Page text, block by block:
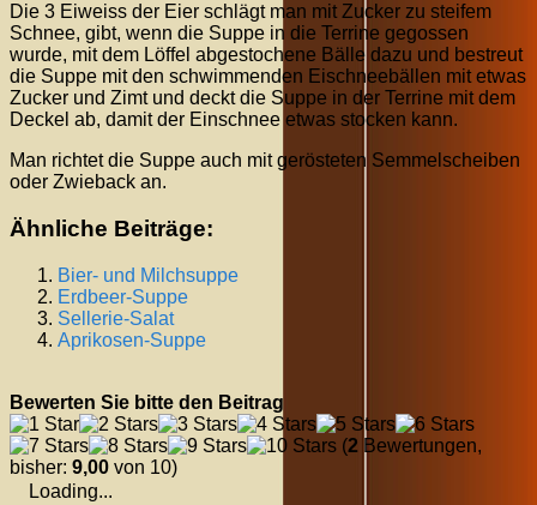
Die 3 Eiweiss der Eier schlägt man mit Zucker zu steifem
Schnee, gibt, wenn die Suppe in die Terrine gegossen
wurde, mit dem Löffel abgestochene Bälle dazu und bestreut
die Suppe mit den schwimmenden Eischneebällen mit etwas
Zucker und Zimt und deckt die Suppe in der Terrine mit dem
Deckel ab, damit der Einschnee etwas stocken kann.
Man richtet die Suppe auch mit gerösteten Semmelscheiben
oder Zwieback an.
Ähnliche Beiträge:
Bier- und Milchsuppe
Erdbeer-Suppe
Sellerie-Salat
Aprikosen-Suppe
Bewerten Sie bitte den Beitrag
(2 Bewertungen,
bisher: 9,00 von 10)
Loading...